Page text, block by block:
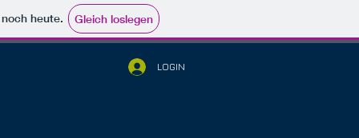
heute. Gleich loslegen
LOGIN